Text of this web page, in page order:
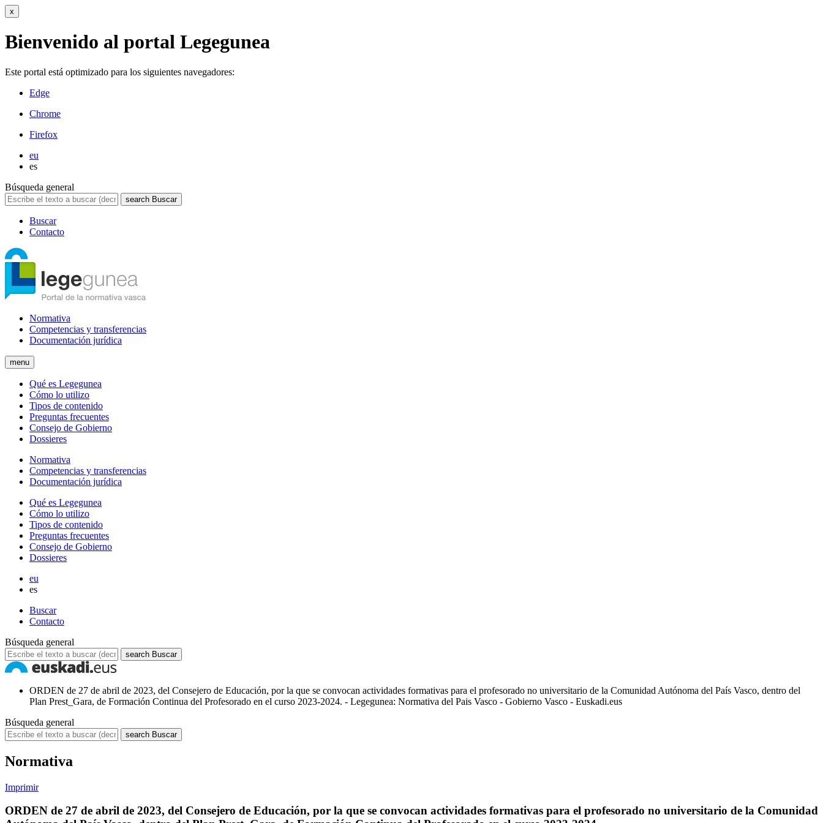
x
Bienvenido al portal Legegunea
Este portal está optimizado para los siguientes navegadores:
Edge
Chrome
Firefox
eu
es
Búsqueda general
search Buscar
Buscar
Contacto
Normativa
Competencias y transferencias
Documentación jurídica
menu
Qué es Legegunea
Cómo lo utilizo
Tipos de contenido
Preguntas frecuentes
Consejo de Gobierno
Dossieres
Normativa
Competencias y transferencias
Documentación jurídica
Qué es Legegunea
Cómo lo utilizo
Tipos de contenido
Preguntas frecuentes
Consejo de Gobierno
Dossieres
eu
es
Buscar
Contacto
Búsqueda general
search Buscar
ORDEN de 27 de abril de 2023, del Consejero de Educación, por la que se convocan actividades formativas para el profesorado no universitario de la Comunidad Autónoma del País Vasco, dentro del
Plan Prest_Gara, de Formación Continua del Profesorado en el curso 2023-2024. - Legegunea: Normativa del Pais Vasco - Gobierno Vasco - Euskadi.eus
Búsqueda general
search Buscar
Normativa
Imprimir
ORDEN de 27 de abril de 2023, del Consejero de Educación, por la que se convocan actividades formativas para el profesorado no universitario de la Comunidad